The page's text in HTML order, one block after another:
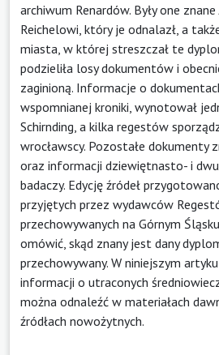
archiwum Renardów. Były one
Reichelowi, który je odnalazł, a
miasta, w której streszczał te
podzieliła losy dokumentów i
zaginioną. Informacje o
wspomnianej kroniki, wynotował
Schirnding, a kilka regestów
wrocławscy. Pozostałe dokumenty
oraz informacji dziewiętnasto- i
badaczy. Edycję źródeł
przyjętych przez wydawców
przechowywanych na Górnym
omówić, skąd znany jest dany
przechowywany. W niniejszym
informacji o utraconych
można odnaleźć w materiałach
źródłach nowożytnych.